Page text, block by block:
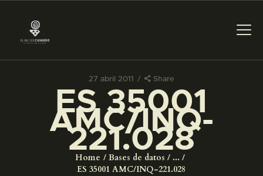
27 abril 2011 Share
ES 35001
AMC/INQ-
221.028
Home Bases de datos
...
ES 35001 AMC/INQ-221.028
PREPARAR LA VISITA
ACTIVIDADES